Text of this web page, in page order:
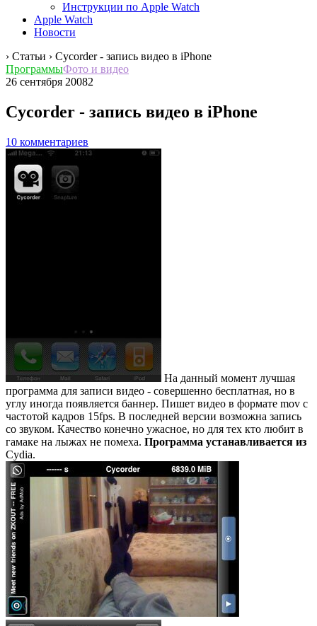
Инструкции по Apple Watch
Apple Watch
Новости
› Статьи › Cycorder - запись видео в iPhone
ПрограммыФото и видео
26 сентября 20082
Cycorder - запись видео в iPhone
10 комментариев
На данный момент лучшая
программа для записи видео - совершенно бесплатная, но в
углу иногда появляется баннер. Пишет видео в формате mov с
частотой кадров 15fps. В последней версии возможна запись
со звуком. Качество конечно ужасное, но для тех кто любит в
гамаке на лыжах не помеха. Программа устанавливается из
Cydia.